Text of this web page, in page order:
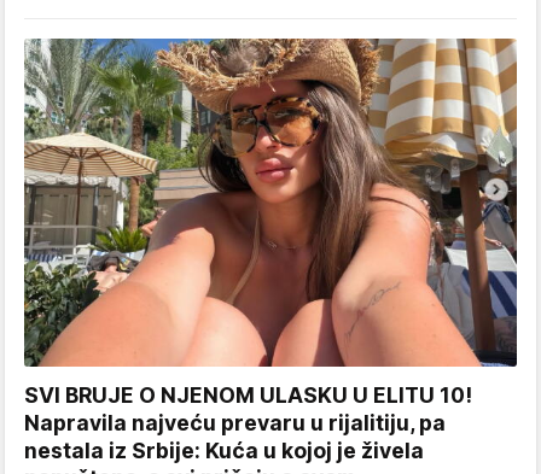
SVI BRUJE O NJENOM ULASKU U ELITU 10!
Napravila najveću prevaru u rijalitiju, pa
nestala iz Srbije: Kuća u kojoj je živela